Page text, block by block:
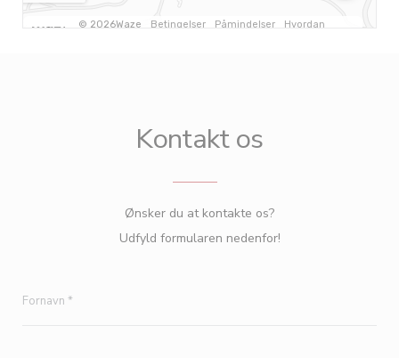
Kontakt os
Ønsker du at kontakte os?
Udfyld formularen nedenfor!